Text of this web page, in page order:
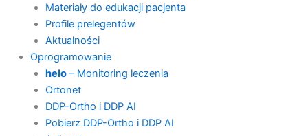
Materiały do edukacji pacjenta
Profile prelegentów
Aktualności
Oprogramowanie
helo– Monitoring leczenia
Ortonet
DDP-Ortho i DDP AI
Pobierz DDP-Ortho i DDP AI